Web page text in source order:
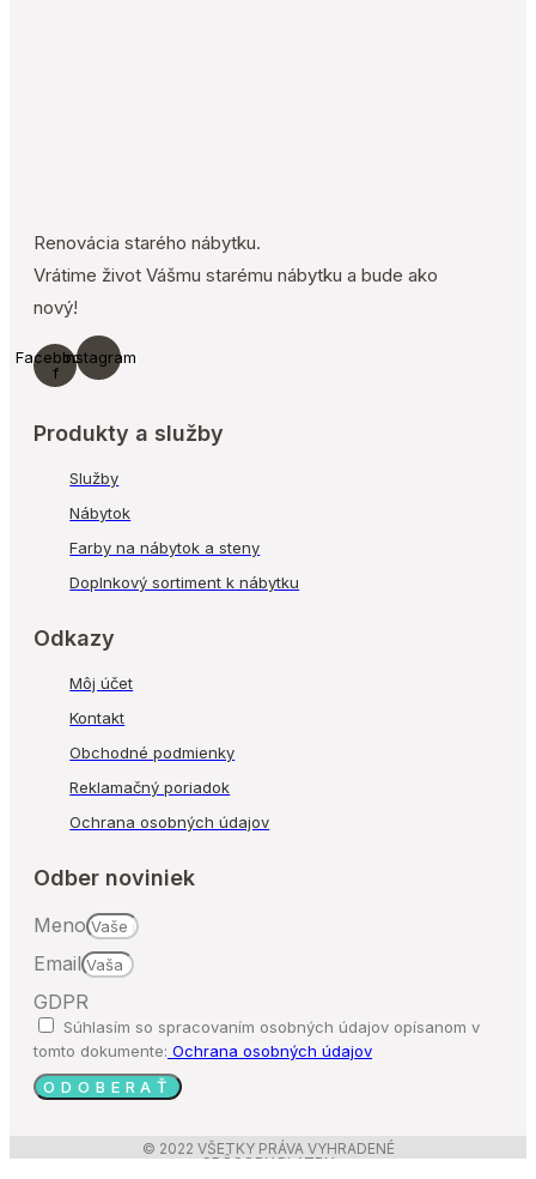
Renovácia starého nábytku.
Vrátime život Vášmu starému nábytku a bude ako
nový!
Facebook-
f
Instagram
Produkty a služby
Služby
Nábytok
Farby na nábytok a steny
Doplnkový sortiment k nábytku
Odkazy
Môj účet
Kontakt
Obchodné podmienky
Reklamačný poriadok
Ochrana osobných údajov
Odber noviniek
Meno
Email
GDPR
Súhlasím so spracovaním osobných údajov opísanom v
tomto dokumente: Ochrana osobných údajov
ODOBERAŤ
© 2022 VŠETKY PRÁVA VYHRADENÉ
SPÔSOBY PLATBY